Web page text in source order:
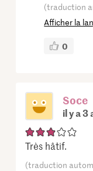
(traduction
Afficher la
0
Soce
il y a 3
Très hâtif.
(traduction